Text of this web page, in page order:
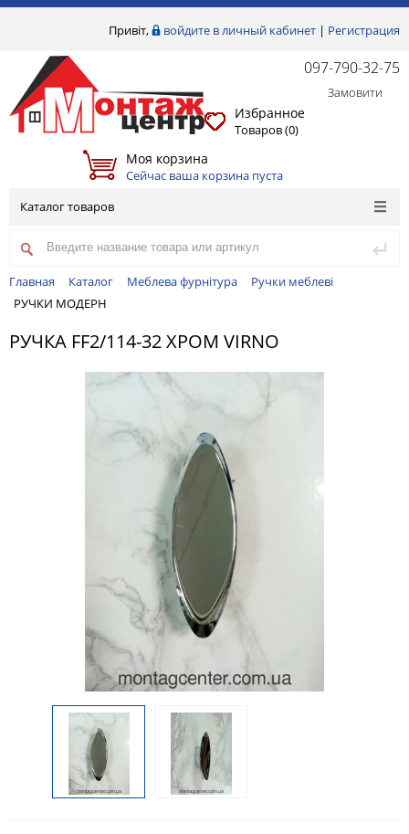
Привіт, войдите в личный кабинет | Регистрация
097-790-32-75
Замовити
Избранное
Товаров (0)
Моя корзина
Сейчас ваша корзина пуста
Каталог товаров
Главная Каталог Меблева фурнітура
Ручки меблеві
РУЧКИ МОДЕРН
РУЧКА FF2/114-32 ХРОМ VIRNO